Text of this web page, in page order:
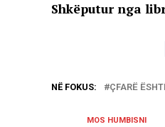
Shkëputur nga
NË FOKUS: ÇFARË
MOS HUMBISNI